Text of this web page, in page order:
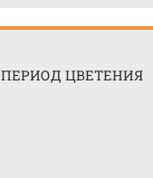
ПЕРИОД ЦВЕТЕНИЯ